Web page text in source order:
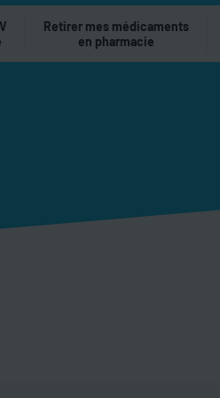
Retirer mes médicaments
en pharmacie